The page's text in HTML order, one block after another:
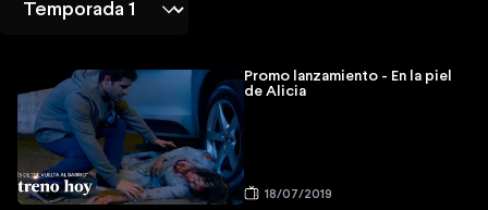
Promo lanzamiento - En la piel
de Alicia
18/07/2019